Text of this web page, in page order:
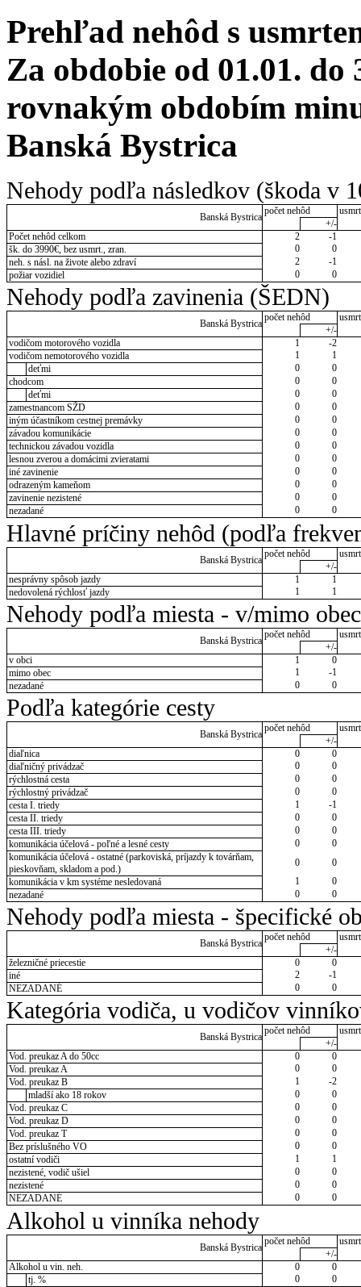
Prehľad nehôd s
Za obdobie od 01.01. do
rovnakým obdobím
Banská Bystrica
Nehody podľa následkov (škoda v
Banská Bystrica
počet nehôd
+/-
Počet nehôd celkom
2
-1
šk. do 3990€, bez usmrt., zran.
0
0
neh. s násl. na živote alebo zdraví
2
-1
požiar vozidiel
0 0
Nehody podľa zavinenia (ŠEDN)
Banská Bystrica
počet nehôd
+/-
vodičom motorového vozidla
1
-2
vodičom nemotorového vozidla
1
1
deťmi
0
0
chodcom
0
0
deťmi
0
0
zamestnancom SŽD
0
0
iným účastníkom cestnej premávky
0
0
závadou komunikácie
0
0
technickou závadou vozidla
0
0
lesnou zverou a domácimi zvieratami
0
0
iné zavinenie
0
0
odrazeným kameňom
0
0
zavinenie nezistené
0
0
nezadané
0 0
Hlavné príčiny nehôd (podľa
Banská Bystrica
počet nehôd
+/-
nesprávny spôsob jazdy
1
1
nedovolená rýchlosť jazdy
1 1
Nehody podľa miesta - v/mimo obec
Banská Bystrica
počet nehôd
+/-
v obci
1
0
mimo obec
1
-1
nezadané
0 0
Podľa kategórie cesty
Banská Bystrica
počet nehôd
+/-
diaľnica
0
0
diaľničný privádzač
0
0
rýchlostná cesta
0
0
rýchlostný privádzač
0
0
cesta I. triedy
1
-1
cesta II. triedy
0
0
cesta III. triedy
0
0
komunikácia účelová - poľné a lesné cesty
0
0
komunikácia účelová - ostatné (parkoviská, príjazdy k továrňam,
pieskovňam, skladom a pod.)
0
0
komunikácia v km systéme nesledovaná
1
0
nezadané
0 0
Nehody podľa miesta - špecifické
Banská Bystrica
počet nehôd
+/-
železničné priecestie
0
0
iné
2
-1
NEZADANÉ
0 0
Kategória vodiča, u vodičov
Banská Bystrica
počet nehôd
+/-
Vod. preukaz A do 50cc
0
0
Vod. preukaz A
0
0
Vod. preukaz B
1
-2
mladší ako 18 rokov
0
0
Vod. preukaz C
0
0
Vod. preukaz D
0
0
Vod. preukaz T
0
0
Bez príslušného VO
0
0
ostatní vodiči
1
1
nezistené, vodič ušiel
0
0
nezistené
0
0
NEZADANÉ
0 0
Alkohol u vinníka nehody
Banská Bystrica
počet nehôd
+/-
Alkohol u vin. neh.
0
0
tj. %
0 0